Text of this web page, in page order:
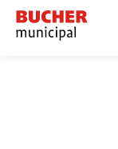
Bucher
Municipal